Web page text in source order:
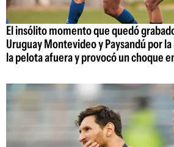
El insólito momento que quedó
Uruguay Montevideo y Paysandú por
la pelota afuera y provocó un choque